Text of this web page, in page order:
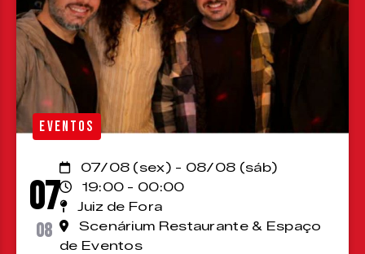
EVENTOS
07
08
07/08 (sex) - 08/08 (sáb)
19:00 - 00:00
Juiz de Fora
Scenárium Restaurante & Espaço
de Eventos